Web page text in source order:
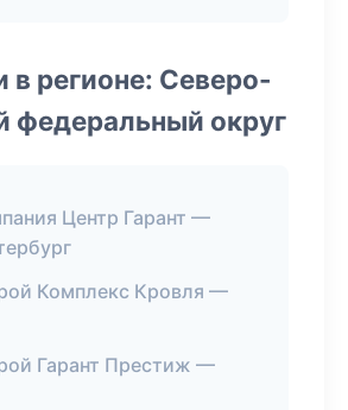
в регионе: Северо-
федеральный округ
Центр Гарант —
Комплекс Кровля —
Гарант Престиж —